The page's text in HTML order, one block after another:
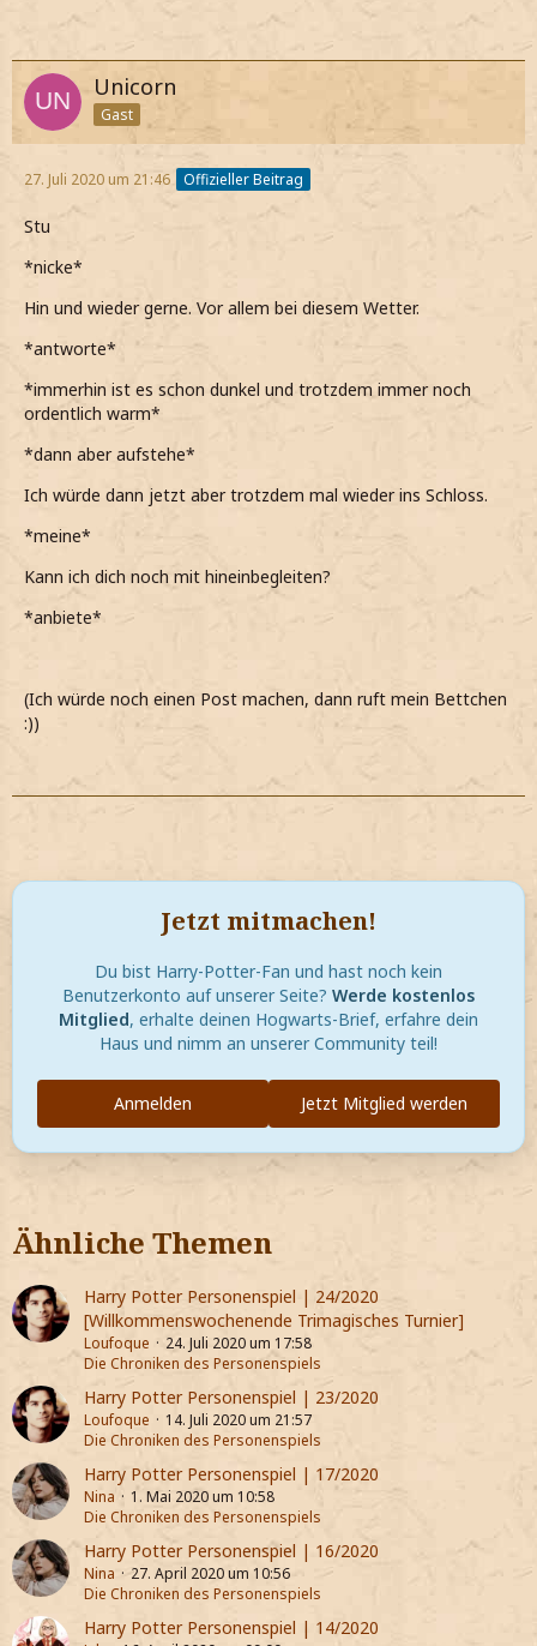
Unicorn
Gast
27. Juli 2020 um 21:46 Offizieller Beitrag
Stu
*nicke*
Hin und wieder gerne. Vor allem bei diesem Wetter.
*antworte*
*immerhin ist es schon dunkel und trotzdem immer noch
ordentlich warm*
*dann aber aufstehe*
Ich würde dann jetzt aber trotzdem mal wieder ins Schloss.
*meine*
Kann ich dich noch mit hineinbegleiten?
*anbiete*
(Ich würde noch einen Post machen, dann ruft mein Bettchen
:))
Jetzt mitmachen!
Du bist Harry-Potter-Fan und hast noch kein
Benutzerkonto auf unserer Seite? Werde kostenlos
Mitglied, erhalte deinen Hogwarts-Brief, erfahre dein
Haus und nimm an unserer Community teil!
Jetzt Mitglied werden
Anmelden
Ähnliche Themen
Harry Potter Personenspiel | 24/2020
[Willkommenswochenende Trimagisches Turnier]
Loufoque
24. Juli 2020 um 17:58
Die Chroniken des Personenspiels
Harry Potter Personenspiel | 23/2020
Loufoque
14. Juli 2020 um 21:57
Die Chroniken des Personenspiels
Harry Potter Personenspiel | 17/2020
Nina
1. Mai 2020 um 10:58
Die Chroniken des Personenspiels
Harry Potter Personenspiel | 16/2020
Nina
27. April 2020 um 10:56
Die Chroniken des Personenspiels
Harry Potter Personenspiel | 14/2020